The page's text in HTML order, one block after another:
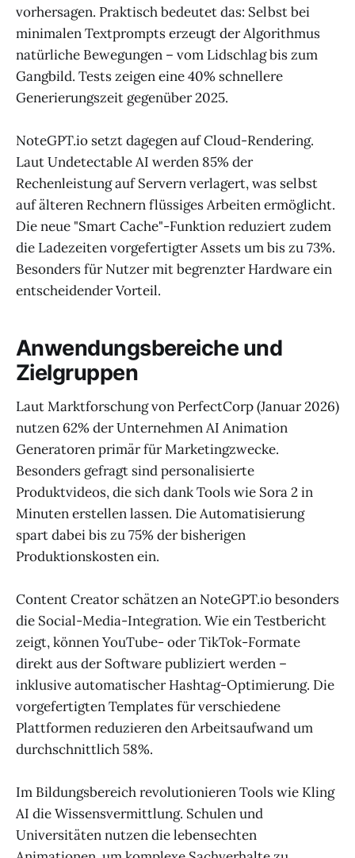
vorhersagen. Praktisch bedeutet das: Selbst bei
minimalen Textprompts erzeugt der Algorithmus
natürliche Bewegungen – vom Lidschlag bis zum
Gangbild. Tests zeigen eine 40% schnellere
Generierungszeit gegenüber 2025.
NoteGPT.io setzt dagegen auf Cloud-Rendering.
Laut Undetectable AI werden 85% der
Rechenleistung auf Servern verlagert, was selbst
auf älteren Rechnern flüssiges Arbeiten ermöglicht.
Die neue "Smart Cache"-Funktion reduziert zudem
die Ladezeiten vorgefertigter Assets um bis zu 73%.
Besonders für Nutzer mit begrenzter Hardware ein
entscheidender Vorteil.
Anwendungsbereiche und
Zielgruppen
Laut Marktforschung von PerfectCorp (Januar 2026)
nutzen 62% der Unternehmen AI Animation
Generatoren primär für Marketingzwecke.
Besonders gefragt sind personalisierte
Produktvideos, die sich dank Tools wie Sora 2 in
Minuten erstellen lassen. Die Automatisierung
spart dabei bis zu 75% der bisherigen
Produktionskosten ein.
Content Creator schätzen an NoteGPT.io besonders
die Social-Media-Integration. Wie ein Testbericht
zeigt, können YouTube- oder TikTok-Formate
direkt aus der Software publiziert werden –
inklusive automatischer Hashtag-Optimierung. Die
vorgefertigten Templates für verschiedene
Plattformen reduzieren den Arbeitsaufwand um
durchschnittlich 58%.
Im Bildungsbereich revolutionieren Tools wie Kling
AI die Wissensvermittlung. Schulen und
Universitäten nutzen die lebensechten